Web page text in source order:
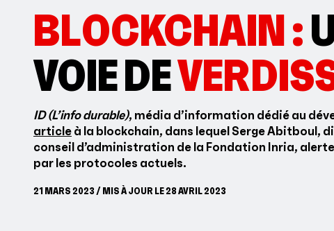
BLOCKCHAIN :
VOIE DE
ID (L’info durable), média d’information dédié au
articleà la blockchain, dans lequel Serge Abitboul,
conseil d’administration de la Fondation Inria,
par les protocoles actuels.
21 MARS 2023 / MIS À JOUR LE 28 AVRIL 2023